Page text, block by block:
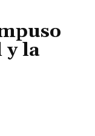
y la